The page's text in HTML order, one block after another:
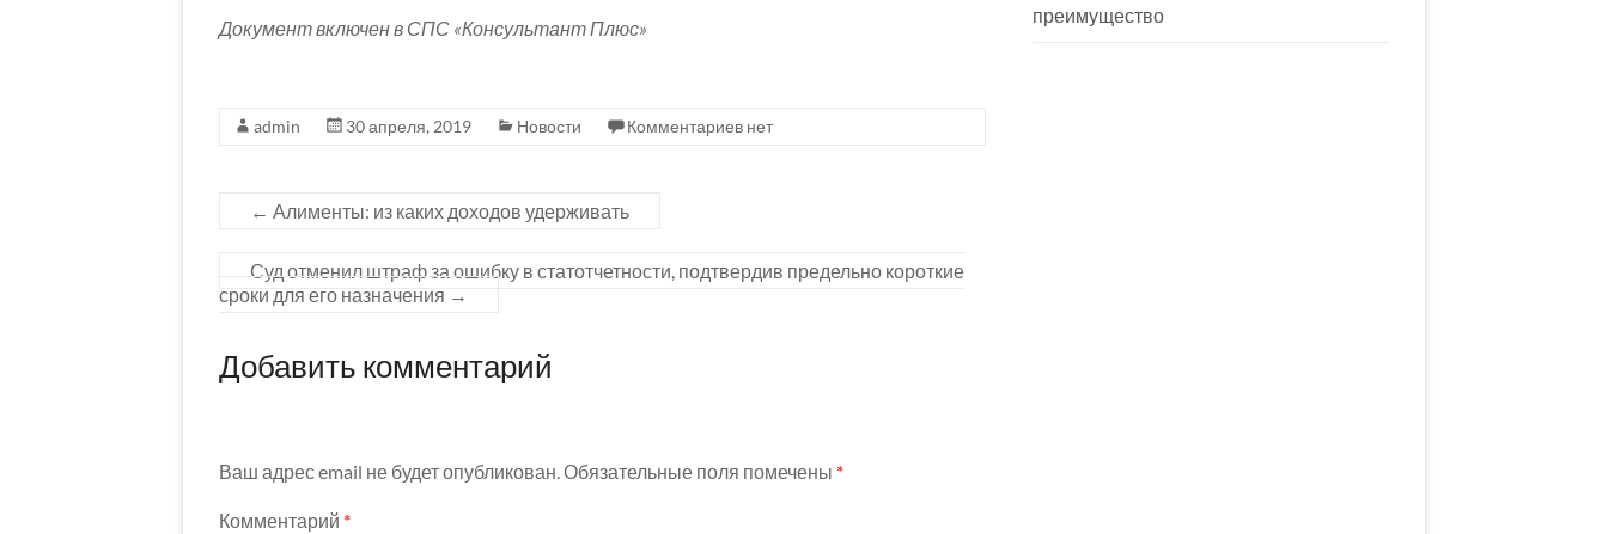
Документ включен в СПС «Консультант Плюс»
admin 30 апреля, 2019 Новости Комментариев нет
← Алименты: из каких доходов удерживать
Суд отменил штраф за ошибку в статотчетности, подтвердив предельно короткие
сроки для его назначения →
Добавить комментарий
Ваш адрес email не будет опубликован. Обязательные поля помечены *
Комментарий *
преимущество